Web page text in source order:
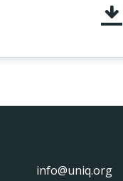
info@uniq.org